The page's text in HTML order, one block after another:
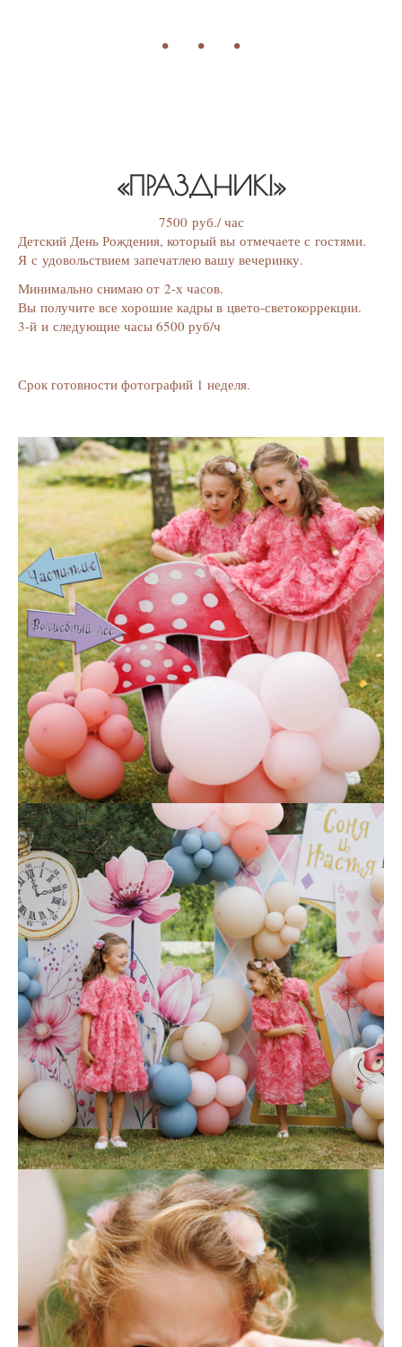
«ПРАЗДНИК!»
7500 руб./ час
Детский День Рождения, который вы отмечаете с гостями.
Я с удовольствием запечатлею вашу вечеринку.
Минимально снимаю от 2-х часов.
Вы получите все хорошие кадры в цвето-светокоррекции.
3-й и следующие часы 6500 руб/ч
Срок готовности фотографий 1 неделя.